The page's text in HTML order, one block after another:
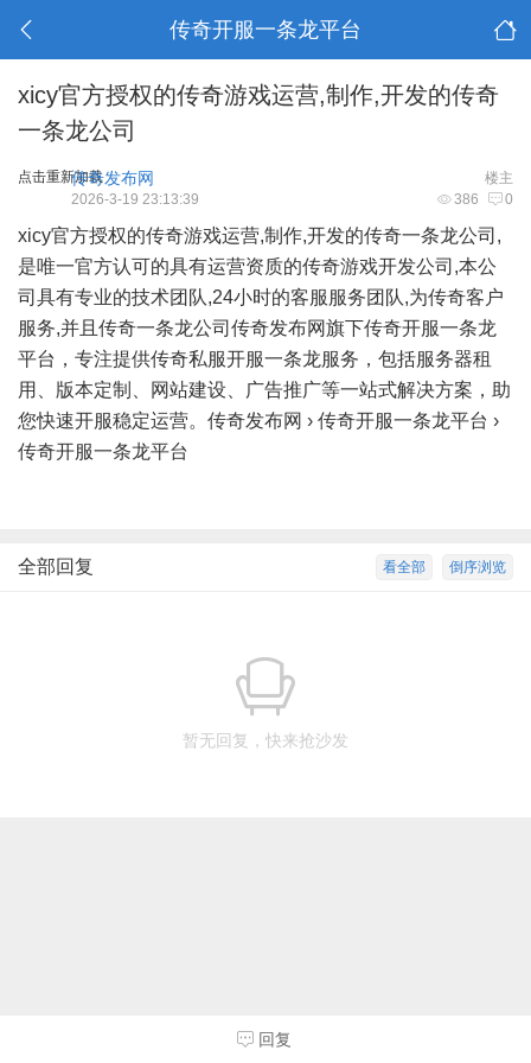
传奇开服一条龙平台
xicy官方授权的传奇游戏运营,制作,开发的传奇
一条龙公司
点击重新加载 楼主
传奇发布网
386 0
2026-3-19 23:13:39
xicy官方授权的传奇游戏运营,制作,开发的传奇一条龙公司,
是唯一官方认可的具有运营资质的传奇游戏开发公司,本公
司具有专业的技术团队,24小时的客服服务团队,为传奇客户
服务,并且传奇一条龙公司传奇发布网旗下传奇开服一条龙
平台，专注提供传奇私服开服一条龙服务，包括服务器租
用、版本定制、网站建设、广告推广等一站式解决方案，助
您快速开服稳定运营。 传奇发布网 › 传奇开服一条龙平台 ›
传奇开服一条龙平台
倒序浏览
看全部
全部回复
暂无回复，快来抢沙发
回复